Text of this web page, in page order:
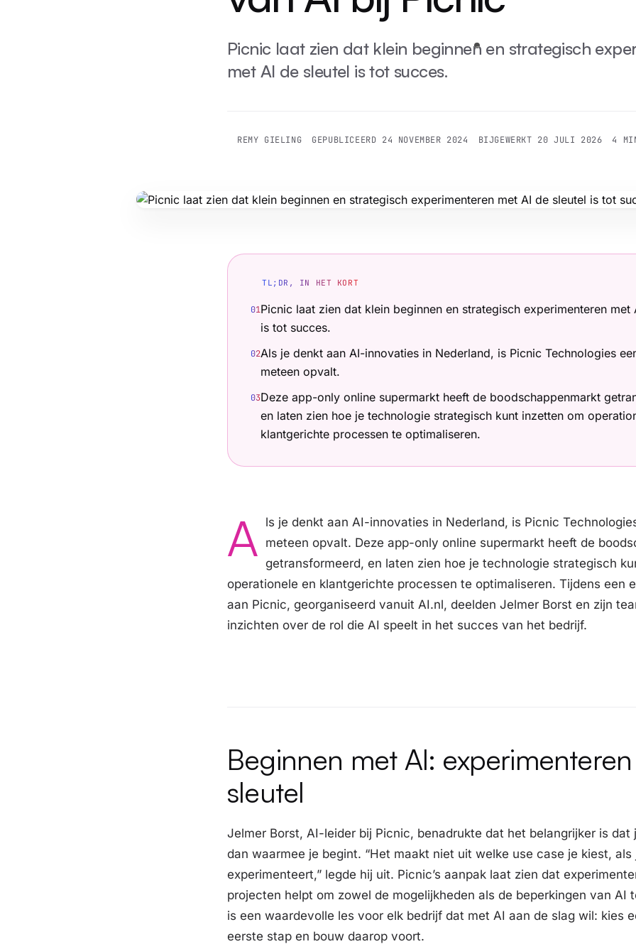
Picnic laat zien dat klein beginnen en strategisch
met AI de sleutel is tot succes.
REMY GIELING GEPUBLICEERD 24 NOVEMBER 2024 BIJGEWERKT 20 JULI 2026 4
TL;DR, IN HET KORT
01Picnic laat zien dat klein beginnen en strategisch experimenteren met
is tot succes.
02Als je denkt aan AI-innovaties in Nederland, is Picnic Technologies
meteen opvalt.
03Deze app-only online supermarkt heeft de boodschappenmarkt
en laten zien hoe je technologie strategisch kunt inzetten om
klantgerichte processen te optimaliseren.
A
ls je denkt aan AI-innovaties in Nederland, is Picnic
meteen opvalt. Deze app-only online supermarkt heeft de
getransformeerd, en laten zien hoe je technologie strategisch
operationele en klantgerichte processen te optimaliseren. Tijdens een
aan Picnic, georganiseerd vanuit AI.nl, deelden Jelmer Borst en zijn
inzichten over de rol die AI speelt in het succes van het bedrijf.
Beginnen met AI:
sleutel
Jelmer Borst, AI-leider bij Picnic, benadrukte dat het belangrijker is dat
dan waarmee je begint. “Het maakt niet uit welke use case je kiest, als
experimenteert,” legde hij uit. Picnic’s aanpak laat zien dat
projecten helpt om zowel de mogelijkheden als de beperkingen van AI
is een waardevolle les voor elk bedrijf dat met AI aan de slag wil: kies
eerste stap en bouw daarop voort.